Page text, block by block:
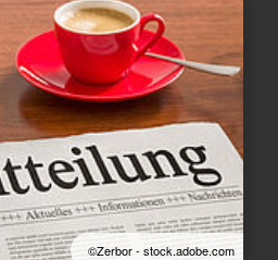
©Zerbor - stock.adobe.com